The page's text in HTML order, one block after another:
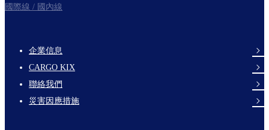
國際線 / 國內線
footer-
links-
en-
企業信息
CARGO KIX
聯絡我們
災害因應措施